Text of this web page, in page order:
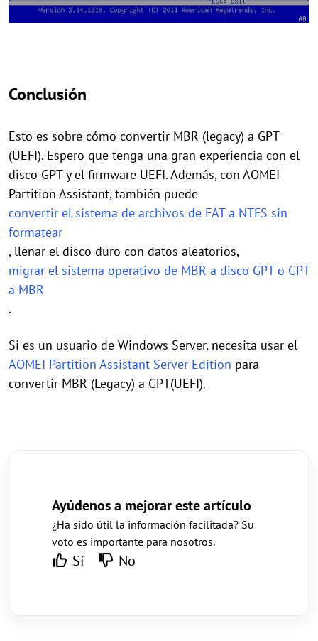
Conclusión
Esto es sobre cómo convertir MBR (legacy) a GPT
(UEFI). Espero que tenga una gran experiencia con el
disco GPT y el firmware UEFI. Además, con AOMEI
Partition Assistant, también puede
convertir el sistema de archivos de FAT a NTFS sin
formatear
, llenar el disco duro con datos aleatorios,
migrar el sistema operativo de MBR a disco GPT o GPT
a MBR
.
Si es un usuario de Windows Server, necesita usar el
AOMEI Partition Assistant Server Edition para
convertir MBR (Legacy) a GPT(UEFI).
Ayúdenos a mejorar este artículo
¿Ha sido útil la información facilitada? Su
voto es importante para nosotros.
Sí No